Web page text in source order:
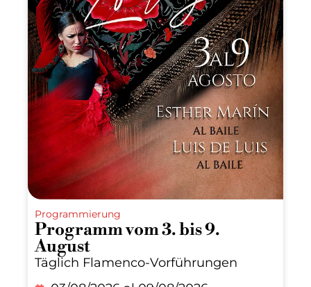
Programmierung
Programm vom 3. bis 9.
August
Täglich Flamenco-Vorführungen